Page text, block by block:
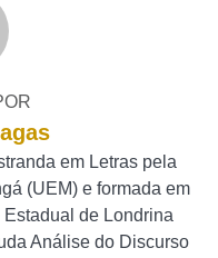
em Letras pela
(UEM) e formada em
de Londrina
Análise do Discurso